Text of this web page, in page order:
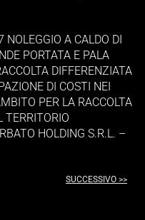
A CALDO DI
PORTATA E PALA
DIFFERENZIATA
DI COSTI NEI
PER LA RACCOLTA
TERRITORIO
HOLDING S.R.L. –
SUCCESSIVO >>